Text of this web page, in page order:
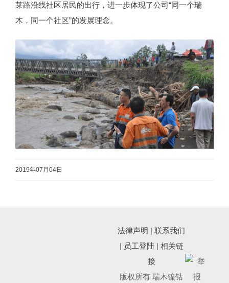
莱路沿线社区居民的出行，进一步体现了公司“同一个瑞
木，同一个社区”的发展理念。
2019年07月04日
法律声明 |联系我们
| 员工登陆| 相关链
接
版权所有 瑞木镍钴